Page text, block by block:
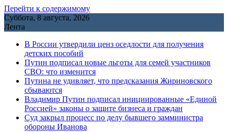
Перейти к содержимому
Суббота, 8 августа, 2026
Лента
В России утвердили ценз оседлости для получения
детских пособий
Путин подписал новые льготы для семей участников
СВО: что изменится
Путина не удивляет, что предсказания Жириновского
сбываются
Владимир Путин подписал инициированные «Единой
Россией» законы о защите бизнеса и граждан
Cуд закрыл процесс по делу бывшего замминистра
обороны Иванова